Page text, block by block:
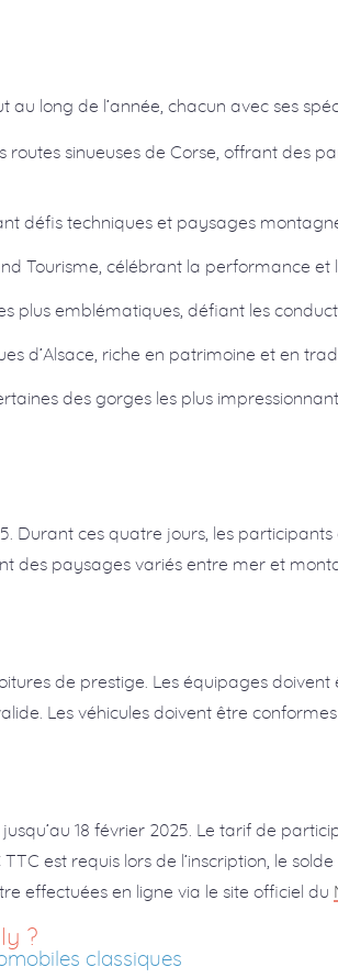
long de l’année, chacun avec ses
routes sinueuses de Corse, offrant des
défis techniques et paysages
Tourisme, célébrant la performance et
plus emblématiques, défiant les
d’Alsace, riche en patrimoine et en
des gorges les plus
Durant ces quatre jours, les
des paysages variés entre mer et
de prestige. Les équipages
Les véhicules doivent être
18 février 2025. Le tarif de
est requis lors de l’inscription, le
effectuées en ligne via le site officiel du
?
classiques